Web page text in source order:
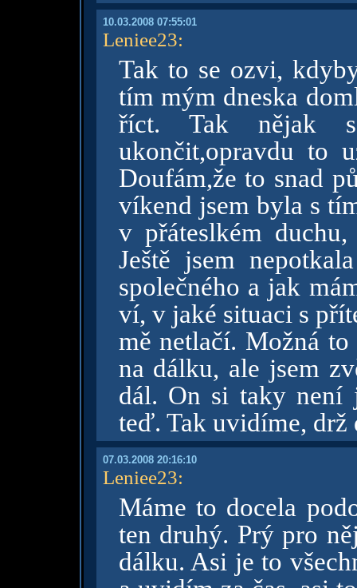
10.03.2008 07:55:01
Leniee23:
Tak to se ozvi,
tím mým dneska
říct. Tak nějak
ukončit,opravdu to
Doufám,že to snad
víkend jsem byla s
v přáteslkém
Ještě jsem
společného a jak
ví, v jaké situaci s
mě netlačí. Možná
na dálku, ale jsem
dál. On si taky není
teď. Tak uvidíme, drž
07.03.2008 20:16:10
Leniee23:
Máme to docela
ten druhý. Prý pro
dálku. Asi je to